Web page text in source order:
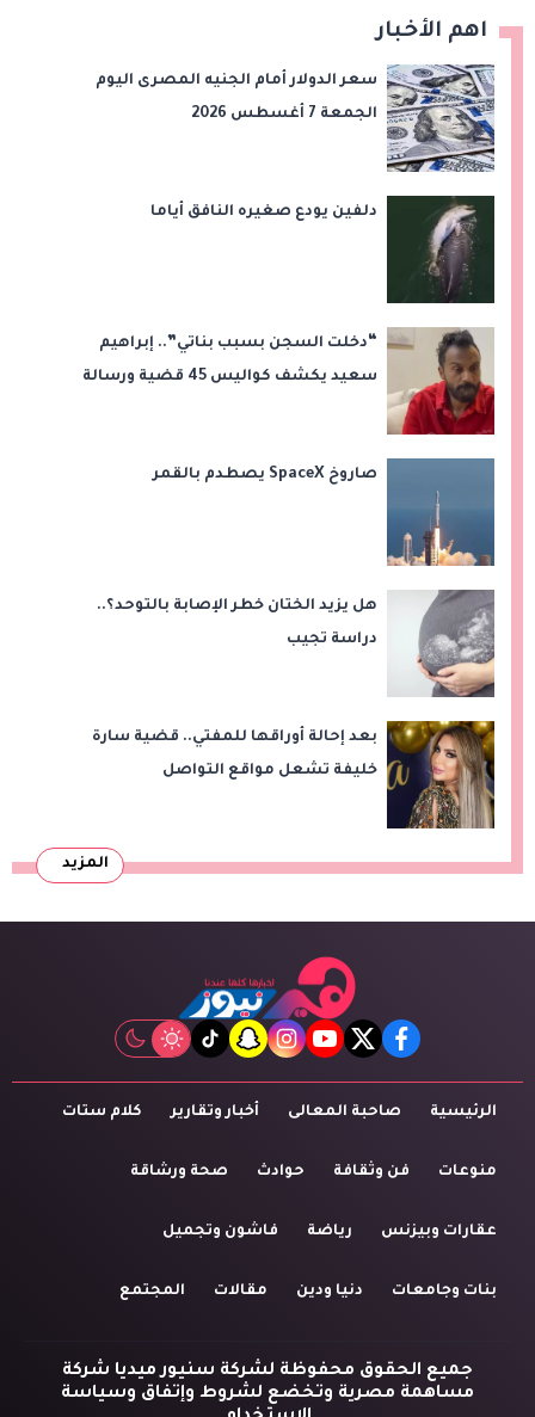
اهم الأخبار
سعر الدولار أمام الجنيه المصرى اليوم
الجمعة 7 أغسطس 2026
دلفين يودع صغيره النافق أياما
“دخلت السجن بسبب بناتي”.. إبراهيم
سعيد يكشف كواليس 45 قضية ورسالة
صاروخ SpaceX يصطدم بالقمر
هل يزيد الختان خطر الإصابة بالتوحد؟..
دراسة تجيب
بعد إحالة أوراقها للمفتي.. قضية سارة
خليفة تشعل مواقع التواصل
المزيد
facebook
twitter
youtube
instagram
snapchat
tiktok
الرئيسية صاحبة المعالى أخبار وتقارير كلام ستات
منوعات فن وثقافة حوادث صحة ورشاقة
عقارات وبيزنس رياضة فاشون وتجميل
بنات وجامعات دنيا ودين مقالات المجتمع
جميع الحقوق محفوظة لشركة سنيور ميديا شركة
مساهمة مصرية وتخضع لشروط وإتفاق وسياسة